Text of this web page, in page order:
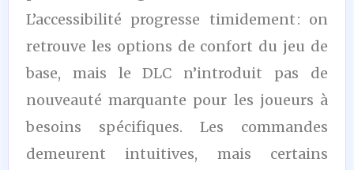
L’accessibilité progresse timidement : on
retrouve les options de confort du jeu de
base, mais le DLC n’introduit pas de
nouveauté marquante pour les joueurs à
besoins spécifiques. Les commandes
demeurent intuitives, mais certains